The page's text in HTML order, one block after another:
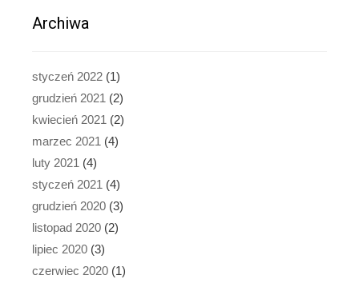
Archiwa
styczeń 2022 (1)
grudzień 2021 (2)
kwiecień 2021 (2)
marzec 2021 (4)
luty 2021 (4)
styczeń 2021 (4)
grudzień 2020 (3)
listopad 2020 (2)
lipiec 2020 (3)
czerwiec 2020 (1)